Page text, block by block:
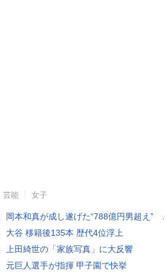
芸能 女子
岡本和真が成し遂げた“788億円男超え” いつのまにか「3位」…見据える球団記録更新
大谷 移籍後135本 歴代4位浮上
上田綺世の「家族写真」に大反響
元巨人選手が指揮 甲子園で快挙